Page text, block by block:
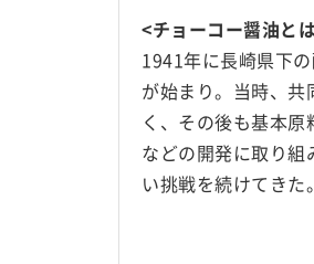
<チョーコー醤油と
1941年に長崎県下
が始まり。当時、共
く、その後も基本
などの開発に取り組
い挑戦を続けてきた。